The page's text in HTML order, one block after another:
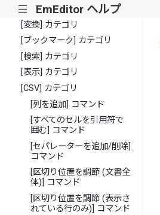
||| EmEditor ヘルプ
[挿入] カテゴリ
[変換] カテゴリ
[ブックマーク] カテゴリ
[検索] カテゴリ
[表示] カテゴリ
[CSV] カテゴリ
[列を追加] コマンド
[すべてのセルを引用符で
囲む] コマンド
[セパレーターを追加/削除]
コマンド
[区切り位置を調節 (文書全
体)] コマンド
[区切り位置を調節 (表示さ
れている行のみ)] コマンド